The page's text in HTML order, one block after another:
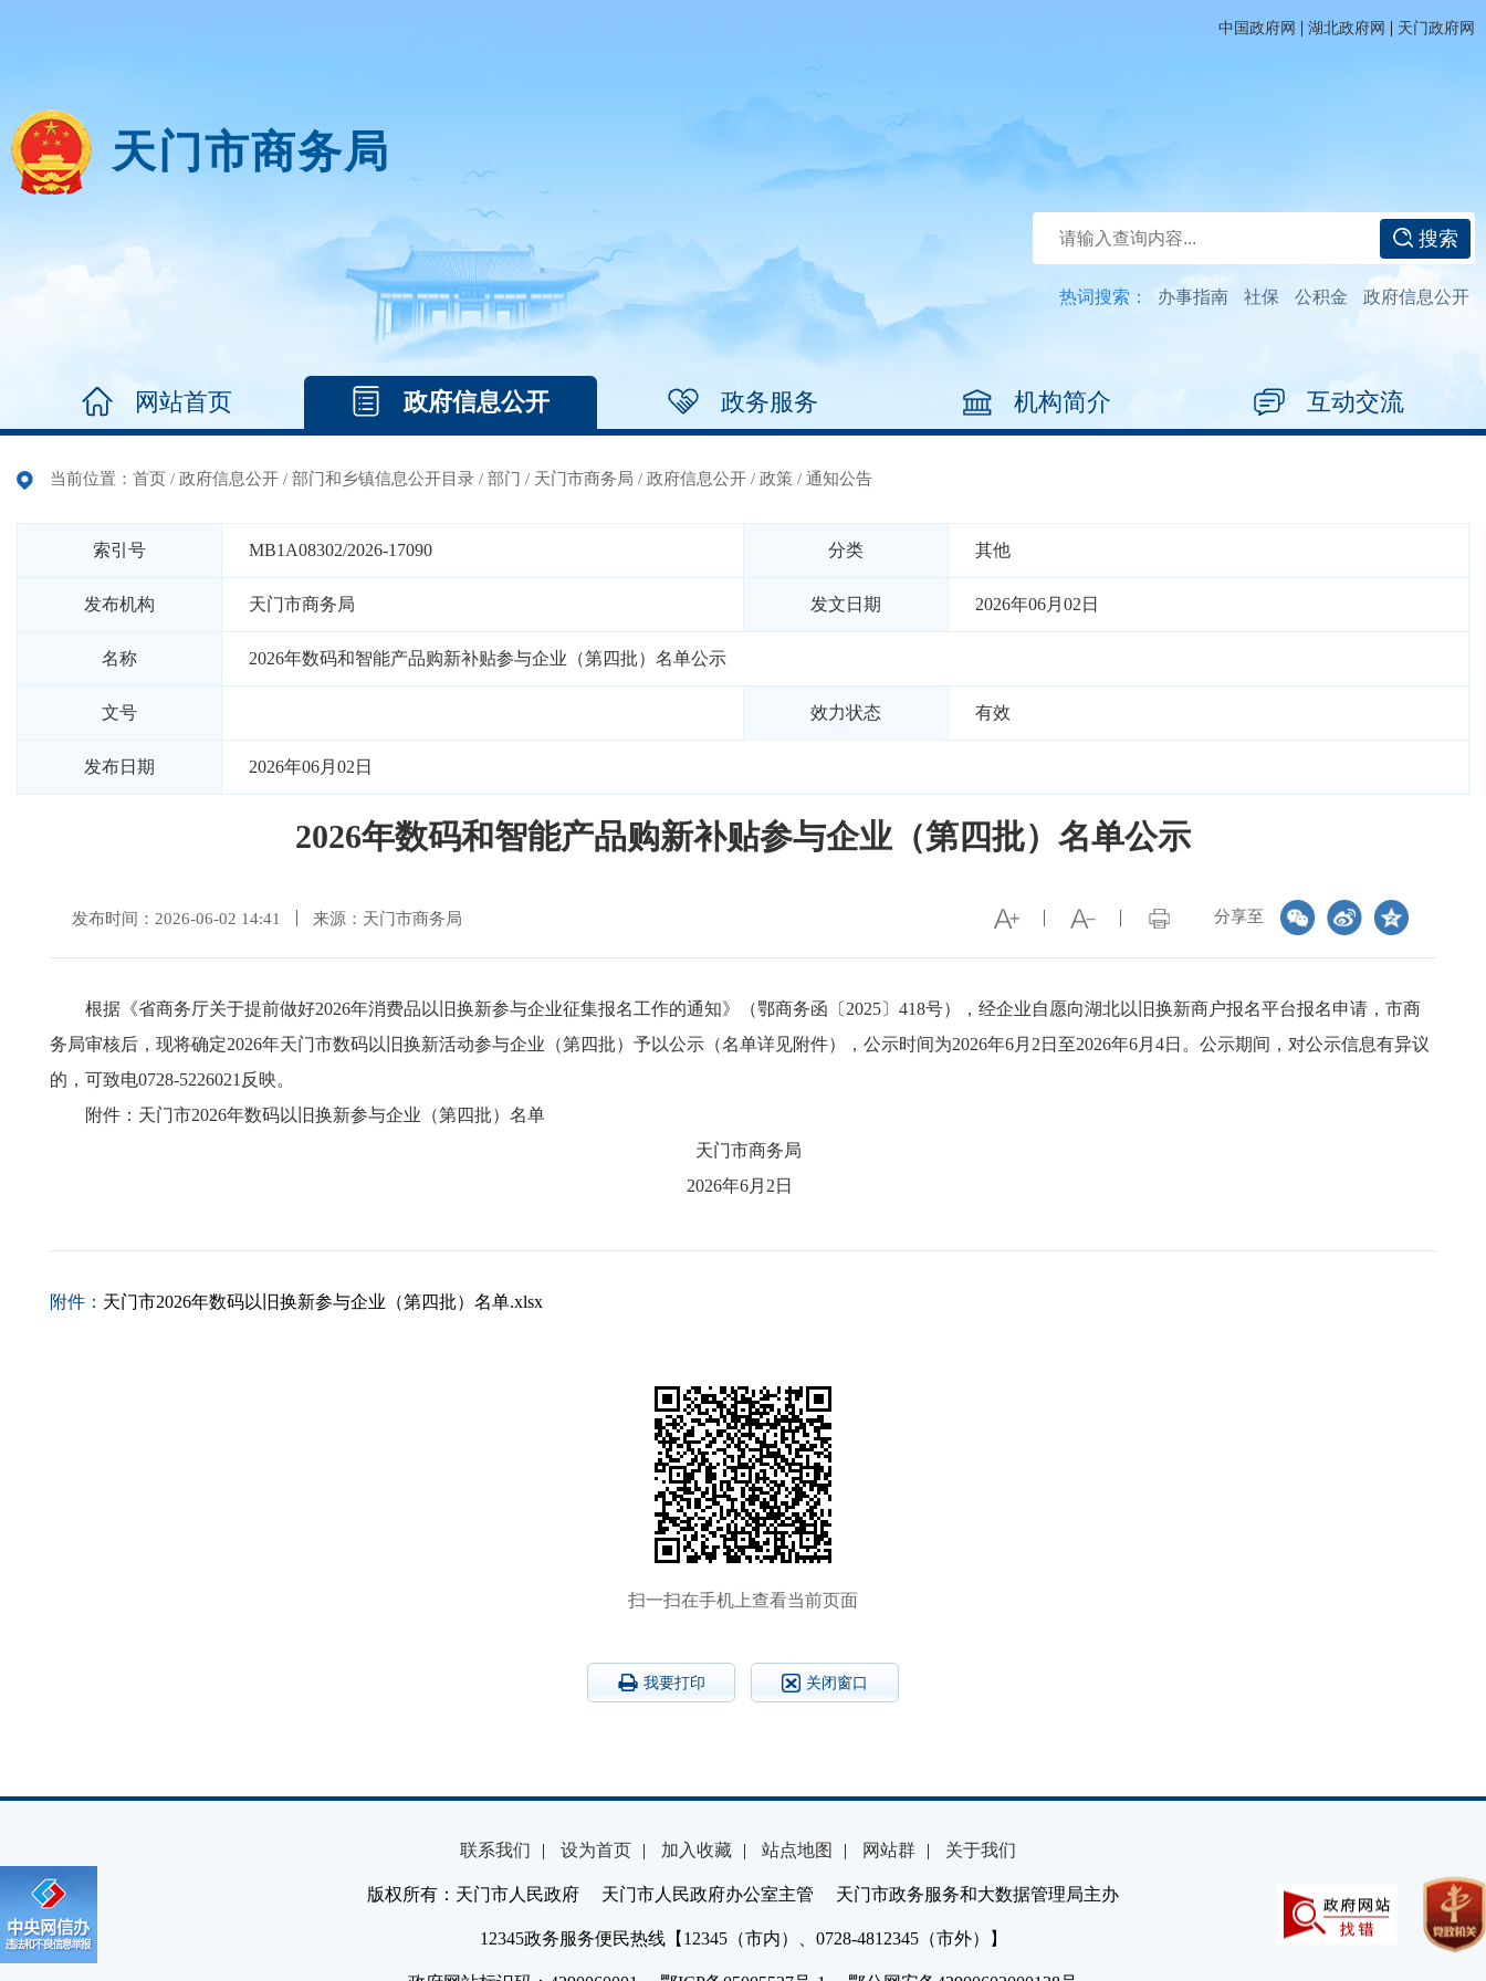
中国政府网 | 湖北政府网 | 天门政府网
天门市商务局
搜索
热词搜索： 办事指南 社保 公积金 政府信息公开
网站首页 政府信息公开 政务服务 机构简介 互动交流
当前位置： 首页 / 政府信息公开 / 部门和乡镇信息公开目录 / 部门 / 天门市商务局 / 政府信息公开 / 政策 / 通知公告
索引号 MB1A08302/2026-17090 分类 其他
发布机构 天门市商务局 发文日期 2026年06月02日
名称 2026年数码和智能产品购新补贴参与企业（第四批）名单公示
文号 效力状态 有效
发布日期 2026年06月02日
2026年数码和智能产品购新补贴参与企业（第四批）名单公示
分享至
发布时间：2026-06-02 14:41 来源：天门市商务局
根据《省商务厅关于提前做好2026年消费品以旧换新参与企业征集报名工作的通知》（鄂商务函〔2025〕418号），经企业自愿向湖北以旧换新商户报名平台报名申请，市商
务局审核后，现将确定2026年天门市数码以旧换新活动参与企业（第四批）予以公示（名单详见附件），公示时间为2026年6月2日至2026年6月4日。公示期间，对公示信息有异议
的，可致电0728-5226021反映。
附件：天门市2026年数码以旧换新参与企业（第四批）名单
天门市商务局
2026年6月2日
附件： 天门市2026年数码以旧换新参与企业（第四批）名单.xlsx
扫一扫在手机上查看当前页面
我要打印 关闭窗口
联系我们 | 设为首页 | 加入收藏 | 站点地图 | 网站群 | 关于我们
版权所有：天门市人民政府 天门市人民政府办公室主管 天门市政务服务和大数据管理局主办
12345政务服务便民热线【12345（市内）、0728-4812345（市外）】